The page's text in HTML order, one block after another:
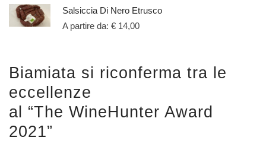
Salsiccia Di Nero Etrusco
A partire da: € 14,00
Biamiata si riconferma tra le
eccellenze
al “The WineHunter Award
2021”